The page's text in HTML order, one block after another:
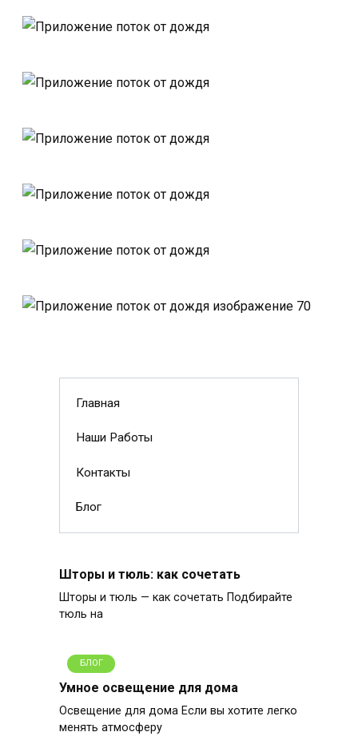
Главная
Наши Работы
Контакты
Блог
Шторы и тюль: как сочетать
Шторы и тюль — как сочетать Подбирайте
тюль на
БЛОГ
Умное освещение для дома
Освещение для дома Если вы хотите легко
менять атмосферу